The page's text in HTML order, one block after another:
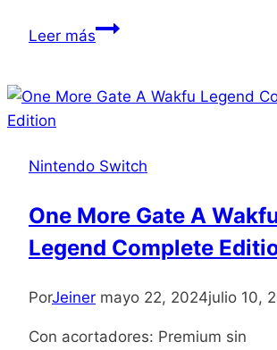
Leer másNBA
2
Nintendo Switch
One More Gate A
Legend Complete
PorJeiner mayo 22, 2024julio 10,
Con acortadores: Premium sin